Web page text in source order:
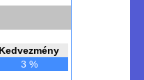
Kedvezmény
3 %